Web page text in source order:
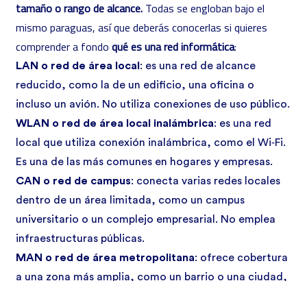
tamaño o rango de alcance. Todas se engloban bajo el
mismo paraguas, así que deberás conocerlas si quieres
comprender a fondo qué es una red informática:
LAN o red de área local : es una red de alcance
reducido, como la de un edificio, una oficina o
incluso un avión. No utiliza conexiones de uso público.
WLAN o red de área local inalámbrica: es una red
local que utiliza conexión inalámbrica, como el Wi‑Fi.
Es una de las más comunes en hogares y empresas.
CAN o red de campus: conecta varias redes locales
dentro de un área limitada, como un campus
universitario o un complejo empresarial. No emplea
infraestructuras públicas.
MAN o red de área metropolitana: ofrece cobertura
a una zona más amplia, como un barrio o una ciudad,